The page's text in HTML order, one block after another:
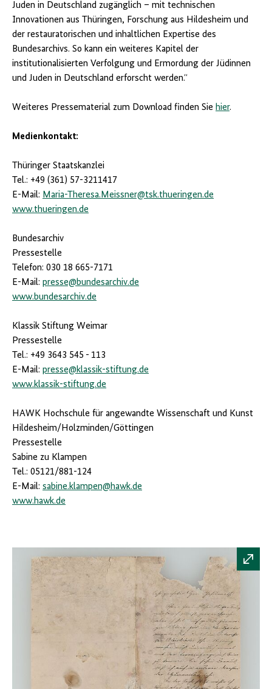
Juden in Deutschland zugänglich – mit technischen
Innovationen aus Thüringen, Forschung aus Hildesheim und
der restauratorischen und inhaltlichen Expertise des
Bundesarchivs. So kann ein weiteres Kapitel der
institutionalisierten Verfolgung und Ermordung der Jüdinnen
und Juden in Deutschland erforscht werden.“
Weiteres Pressematerial zum Download finden Sie hier.
Medienkontakt:
Thüringer Staatskanzlei
Tel.: +49 (361) 57-3211417
E-Mail: Maria-Theresa.Meissner@tsk.thueringen.de
www.thueringen.de
Bundesarchiv
Pressestelle
Telefon: 030 18 665-7171
E-Mail: presse@bundesarchiv.de
www.bundesarchiv.de
Klassik Stiftung Weimar
Pressestelle
Tel.: +49 3643 545 - 113
E-Mail: presse@klassik-stiftung.de
www.klassik-stiftung.de
HAWK Hochschule für angewandte Wissenschaft und Kunst
Hildesheim/Holzminden/Göttingen
Pressestelle
Sabine zu Klampen
Tel.: 05121/881-124
E-Mail: sabine.klampen@hawk.de
www.hawk.de